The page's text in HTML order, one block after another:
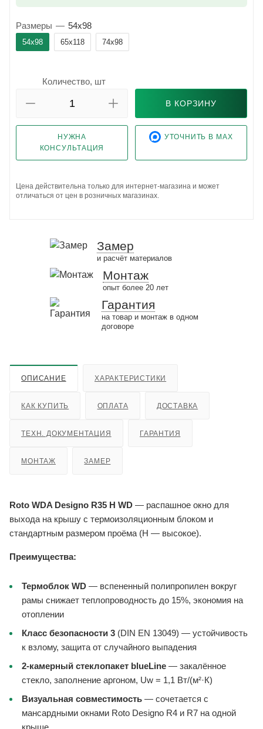
Размеры — 54x98
54x98 65x118 74x98
Количество, шт
В КОРЗИНУ
НУЖНА
КОНСУЛЬТАЦИЯ
УТОЧНИТЬ В MAX
Цена действительна только для интернет-магазина и может
отличаться от цен в розничных магазинах.
Замер
и расчёт материалов
Монтаж
опыт более 20 лет
Гарантия
на товар и монтаж в одном
договоре
ОПИСАНИЕ ХАРАКТЕРИСТИКИ
КАК КУПИТЬ ОПЛАТА ДОСТАВКА
ТЕХН. ДОКУМЕНТАЦИЯ ГАРАНТИЯ
МОНТАЖ ЗАМЕР
Roto WDA Designo R35 H WD — распашное окно для
выхода на крышу с термоизоляционным блоком и
стандартным размером проёма (H — высокое).
Преимущества:
Термоблок WD — вспененный полипропилен вокруг
рамы снижает теплопроводность до 15%, экономия на
отоплении
Класс безопасности 3 (DIN EN 13049) — устойчивость
к взлому, защита от случайного выпадения
2-камерный стеклопакет blueLine — закалённое
стекло, заполнение аргоном, Uw = 1,1 Вт/(м²·К)
Визуальная совместимость — сочетается с
мансардными окнами Roto Designo R4 и R7 на одной
крыше